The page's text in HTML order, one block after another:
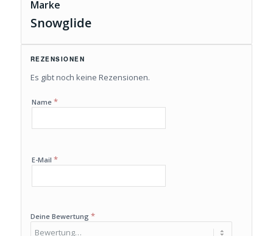
Marke
Snowglide
REZENSIONEN
Es gibt noch keine Rezensionen.
Name *
E-Mail *
Deine Bewertung *